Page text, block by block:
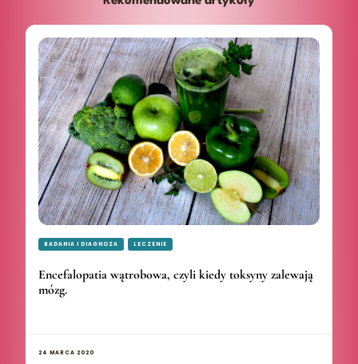
BADANIA I DIAGNOZA LECZENIE
Encefalopatia wątrobowa, czyli kiedy toksyny zalewają
mózg.
24 MARCA 2020